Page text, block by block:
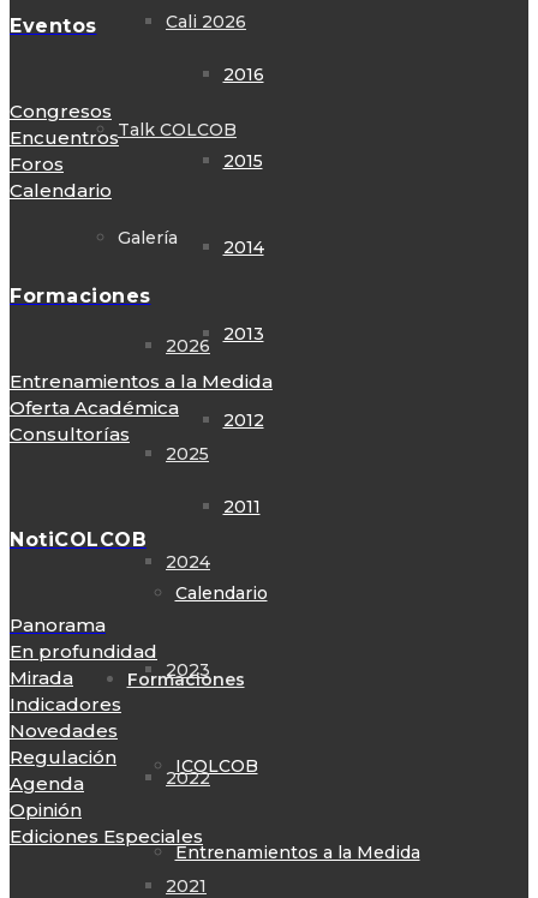
2016
2015
2014
2013
2012
2011
Calendario
Formaciones
ICOLCOB
Entrenamientos a la Medida
Cali 2026
Talk COLCOB
Galería
2026
2025
2024
2023
2022
2021
Eventos
Congresos
Encuentros
Foros
Calendario
Formaciones
Entrenamientos a la Medida
Oferta Académica
Consultorías
NotiCOLCOB
Panorama
En profundidad
Mirada
Indicadores
Novedades
Regulación
Agenda
Opinión
Ediciones Especiales